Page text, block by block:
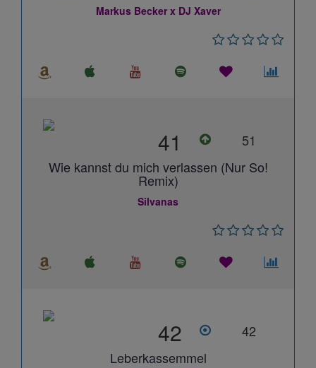
Markus Becker x DJ Xaver
41
51
Wie kannst du mich verlassen (Nur So!
Remix)
Silvanas
42
42
Leberkassemmel